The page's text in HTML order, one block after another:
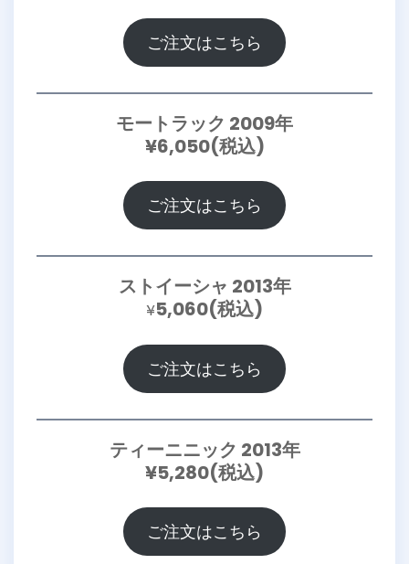
ご注文はこちら
モートラック 2009年
¥6,050(税込)
ご注文はこちら
ストイーシャ 2013年
¥5,060(税込)
ご注文はこちら
ティーニニック 2013年
¥5,280(税込)
ご注文はこちら